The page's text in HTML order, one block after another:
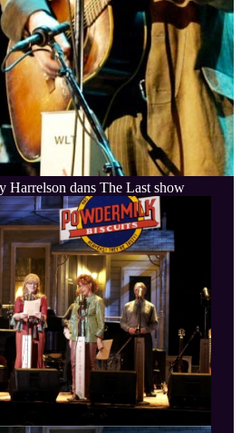
Harrelson dans The Last show